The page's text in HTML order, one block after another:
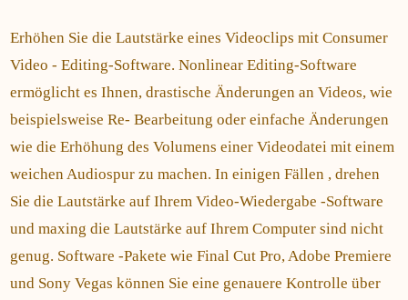
Erhöhen Sie die Lautstärke eines Videoclips mit Consumer
Video - Editing-Software. Nonlinear Editing-Software
ermöglicht es Ihnen, drastische Änderungen an Videos, wie
beispielsweise Re- Bearbeitung oder einfache Änderungen
wie die Erhöhung des Volumens einer Videodatei mit einem
weichen Audiospur zu machen. In einigen Fällen , drehen
Sie die Lautstärke auf Ihrem Video-Wiedergabe -Software
und maxing die Lautstärke auf Ihrem Computer sind nicht
genug. Software -Pakete wie Final Cut Pro, Adobe Premiere
und Sony Vegas können Sie eine genauere Kontrolle über